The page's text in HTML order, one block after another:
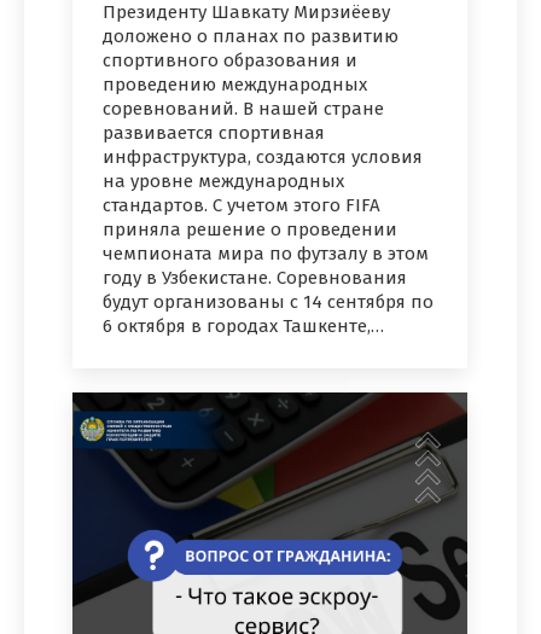
Президенту Шавкату Мирзиёеву
доложено о планах по развитию
спортивного образования и
проведению международных
соревнований. В нашей стране
развивается спортивная
инфраструктура, создаются условия
на уровне международных
стандартов. С учетом этого FIFA
приняла решение о проведении
чемпионата мира по футзалу в этом
году в Узбекистане. Соревнования
будут организованы с 14 сентября по
6 октября в городах Ташкенте,…